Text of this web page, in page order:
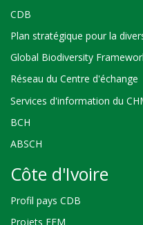
CDB
Plan stratégique pour la
Global Biodiversity
Réseau du Centre d'échange
Services d'information du
BCH
ABSCH
Côte d'Ivoire
Profil pays CDB
Projets FEM